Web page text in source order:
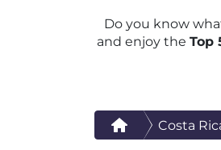
Do you know
and enjoy the Top
Costa